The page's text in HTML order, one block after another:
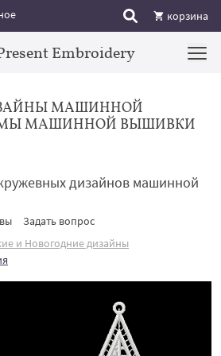
корзина
Embroidery
МАШИННОЙ
МАШИННОЙ ВЫШИВКИ
дизайнов машинной
Задать вопрос
и Новогодние дизайны